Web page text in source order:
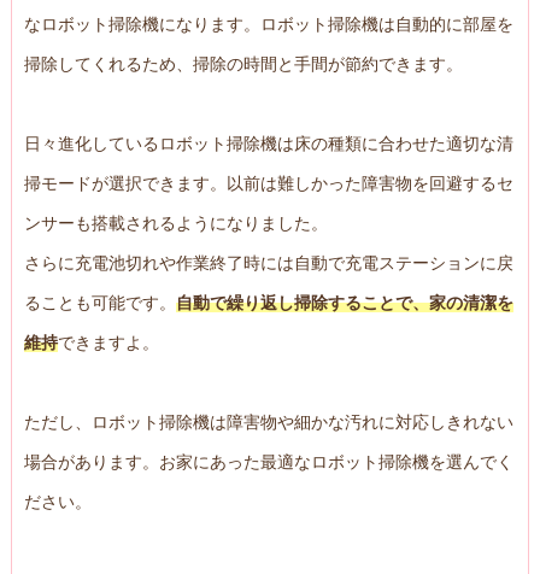
なロボット掃除機になります。ロボット掃除機は自動的に部屋を
掃除してくれるため、掃除の時間と手間が節約できます。
日々進化しているロボット掃除機は床の種類に合わせた適切な清
掃モードが選択できます。以前は難しかった障害物を回避するセ
ンサーも搭載されるようになりました。
さらに充電池切れや作業終了時には自動で充電ステーションに戻
ることも可能です。 自動で繰り返し掃除することで、家の清潔を
維持できますよ。
ただし、ロボット掃除機は障害物や細かな汚れに対応しきれない
場合があります。お家にあった最適なロボット掃除機を選んでく
ださい。